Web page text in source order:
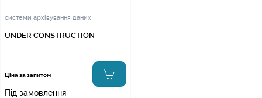
системи архівування даних
UNDER CONSTRUCTION
Ціна за запитом
Під замовлення